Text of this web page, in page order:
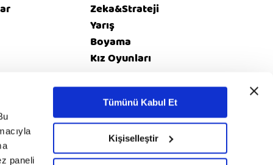
paneli
Tümünü Kabul Et
Kişiselleştir
Zeka&Strateji
Yarış
Boyama
Kız Oyunları
© 2020 minika. Tüm
hakları saklıdır.